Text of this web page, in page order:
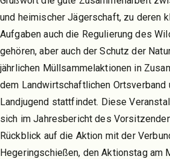
und heimischer Jägerschaft, zu deren
Aufgaben auch die Regulierung des
gehören, aber auch der Schutz der
jährlichen Müllsammelaktionen in
dem Landwirtschaftlichen Ortsverband
Landjugend stattfindet. Diese
sich im Jahresbericht des
Rückblick auf die Aktion mit der
Hegeringschießen, den Aktionstag am